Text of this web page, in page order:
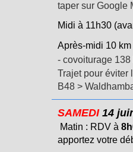
taper sur Google
Midi à 11h30
Après-midi 10
- covoiturage
Trajet pour éviter
B48 >
SAMEDI 14
Matin : RDV à
apportez votre